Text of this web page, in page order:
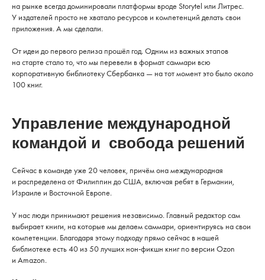
на рынке всегда доминировали платформы вроде Storytel или Литрес.
У издателей просто не хватало ресурсов и компетенций делать свои
приложения. А мы сделали.
От идеи до первого релиза прошёл год. Одним из важных этапов
на старте стало то, что мы перевели в формат саммари всю
корпоративную библиотеку Сбербанка — на тот момент это было около
100 книг.
Управление международной
командой и свобода решений
Сейчас в команде уже 20 человек, причём она международная
и распределена от Филиппин до США, включая ребят в Германии,
Израиле и Восточной Европе.
У нас люди принимают решения независимо. Главный редактор сам
выбирает книги, на которые мы делаем саммари, ориентируясь на свои
компетенции. Благодаря этому подходу прямо сейчас в нашей
библиотеке есть 40 из 50 лучших нон-фикшн книг по версии Ozon
и Amazon.